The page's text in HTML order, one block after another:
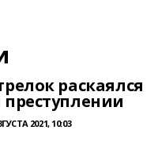
раскаялся
2021, 10:03